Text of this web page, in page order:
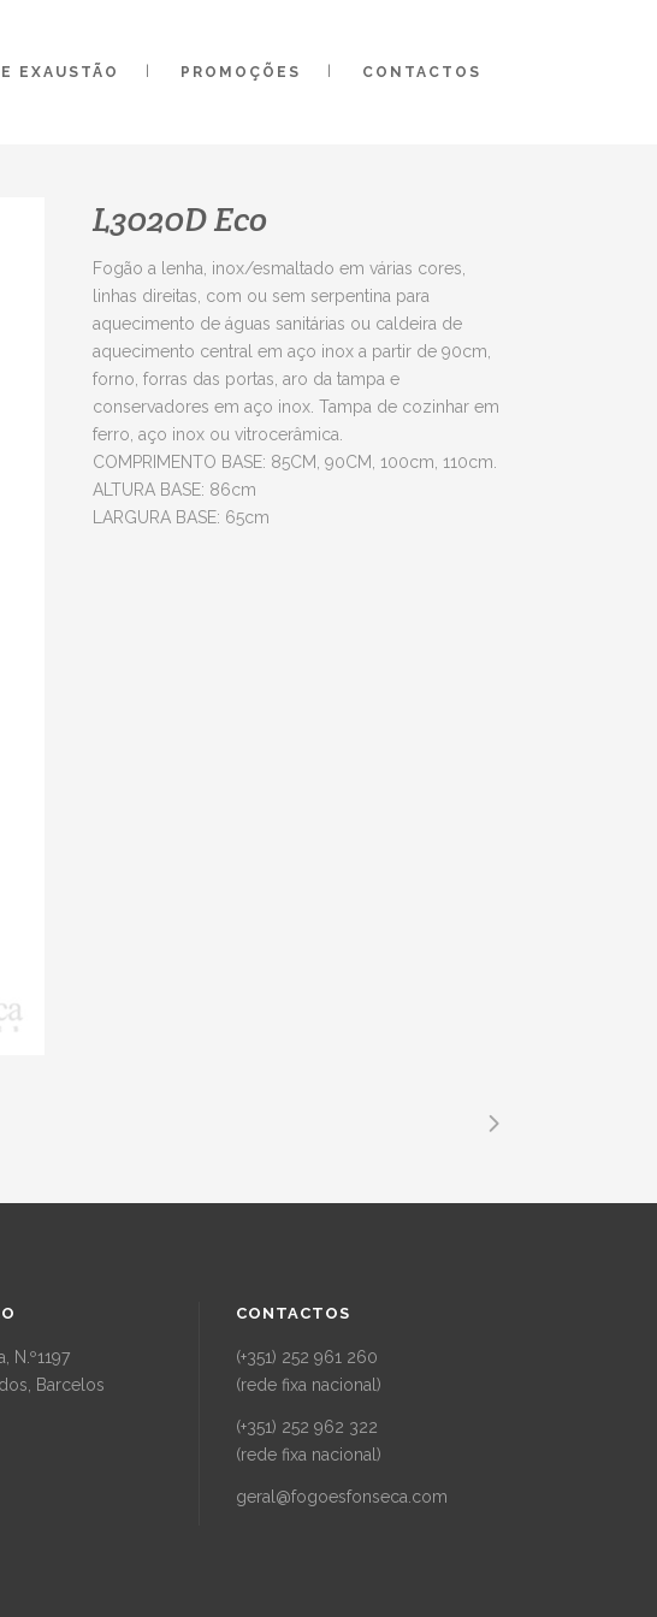
EXAUSTÃO PROMOÇÕES CONTACTOS
L3020D Eco
Fogão a lenha, inox/esmaltado em várias cores,
linhas direitas, com ou sem serpentina para
aquecimento de águas sanitárias ou caldeira de
aquecimento central em aço inox a partir de 90cm,
forno, forras das portas, aro da tampa e
conservadores em aço inox. Tampa de cozinhar em
ferro, aço inox ou vitrocerâmica.
COMPRIMENTO BASE: 85CM, 90CM, 100cm, 110cm.
ALTURA BASE: 86cm
LARGURA BASE: 65cm
N.º1197
Barcelos
CONTACTOS
(+351) 252 961 260
(rede fixa nacional)
(+351) 252 962 322
(rede fixa nacional)
geral@fogoesfonseca.com